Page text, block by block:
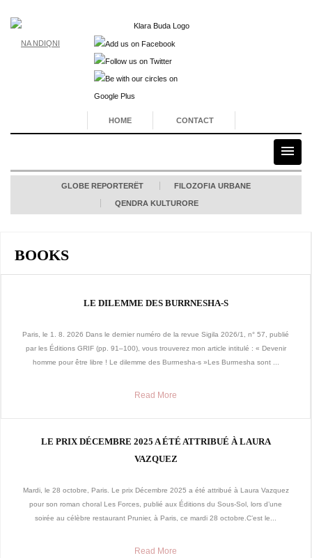
NA NDIQNI
HOME CONTACT
GLOBE REPORTERËT FILOZOFIA URBANE
QENDRA KULTURORE
BOOKS
LE DILEMME DES BURRNESHA-S
Paris, le 1. 8. 2026 Dans le dernier numéro de la revue Sigila 2026/1, n° 57, publié
par les Éditions GRIF (pp. 91–100), vous trouverez mon article intitulé : « Devenir
homme pour être libre ! Le dilemme des Burrnesha-s »Les Burrnesha sont ...
Read More
LE PRIX DÉCEMBRE 2025 A ÉTÉ ATTRIBUÉ À LAURA
VAZQUEZ
Mardi, le 28 octobre, Paris. Le prix Décembre 2025 a été attribué à Laura Vazquez
pour son roman choral Les Forces, publié aux Éditions du Sous-Sol, lors d’une
soirée au célèbre restaurant Prunier, à Paris, ce mardi 28 octobre.C’est le...
Read More